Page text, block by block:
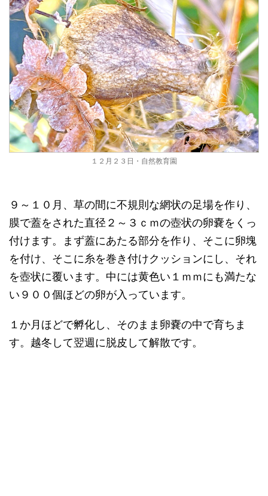
１２月２３日・自然教育園
９～１０月、草の間に不規則な網状の足場を作り、
膜で蓋をされた直径２～３ｃｍの壺状の卵嚢をくっ
付けます。まず蓋にあたる部分を作り、そこに卵塊
を付け、そこに糸を巻き付けクッションにし、それ
を壺状に覆います。中には黄色い１ｍｍにも満たな
い９００個ほどの卵が入っています。
１か月ほどで孵化し、そのまま卵嚢の中で育ちま
す。越冬して翌週に脱皮して解散です。